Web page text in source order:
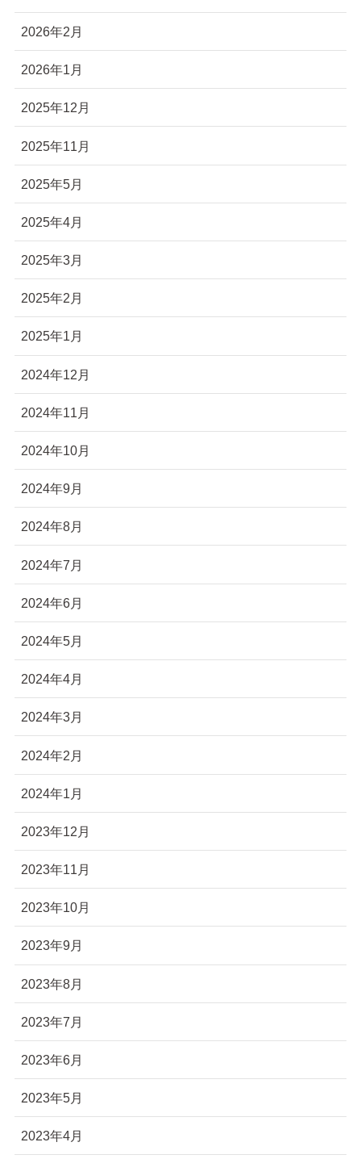
2026年2月
2026年1月
2025年12月
2025年11月
2025年5月
2025年4月
2025年3月
2025年2月
2025年1月
2024年12月
2024年11月
2024年10月
2024年9月
2024年8月
2024年7月
2024年6月
2024年5月
2024年4月
2024年3月
2024年2月
2024年1月
2023年12月
2023年11月
2023年10月
2023年9月
2023年8月
2023年7月
2023年6月
2023年5月
2023年4月